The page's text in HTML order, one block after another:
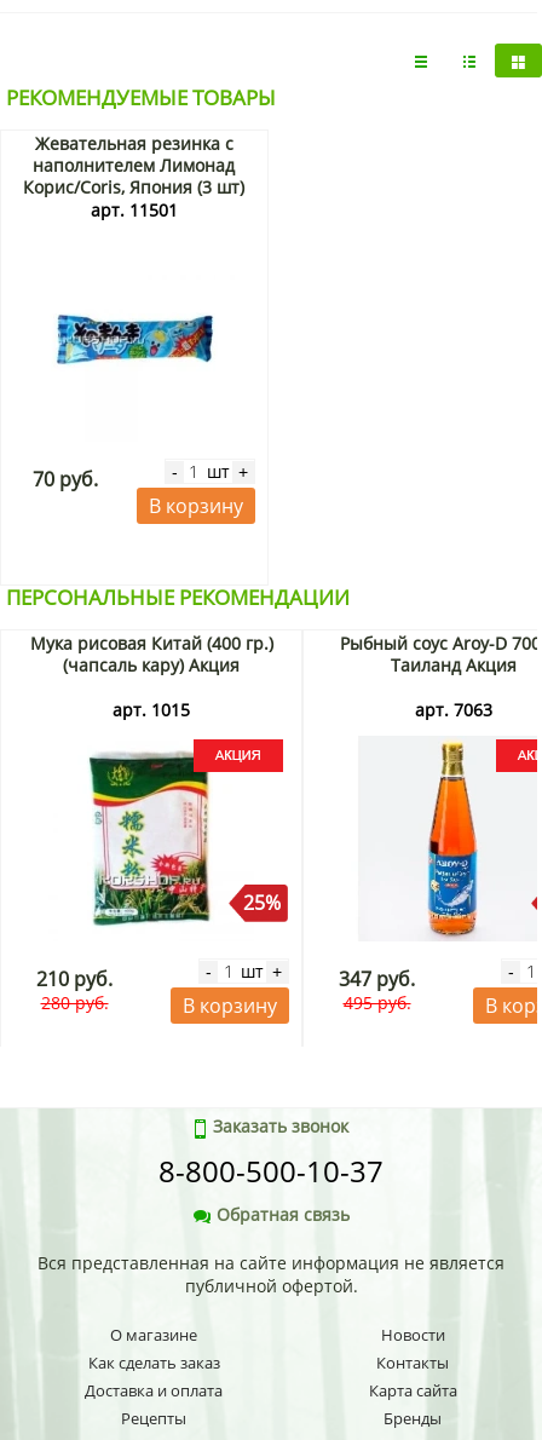
РЕКОМЕНДУЕМЫЕ ТОВАРЫ
Жевательная резинка с
наполнителем Лимонад
Корис/Coris, Япония (3 шт)
14,4 г
арт. 11501
70 руб. - шт +
В корзину
ПЕРСОНАЛЬНЫЕ РЕКОМЕНДАЦИИ
Мука рисовая Китай (400 гр.)
(чапсаль кару) Акция
арт. 1015
25%
210 руб.
280 руб.
- шт +
В корзину
Рыбный соус Aroy-D
Таиланд Акция
арт. 7063
347 руб.
495 руб.
-
В
Заказать звонок
8-800-500-10-37
Обратная связь
Вся представленная на сайте информация не является
публичной офертой.
О магазине
Как сделать заказ
Доставка и оплата
Рецепты
Новости
Контакты
Карта сайта
Бренды